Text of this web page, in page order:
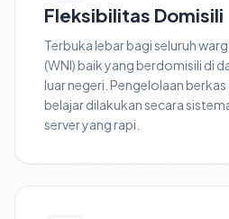
Fleksibilitas Domisili
Terbuka lebar bagi seluruh
(WNI) baik yang berdomisili di
luar negeri. Pengelolaan
belajar dilakukan secara
server yang rapi.